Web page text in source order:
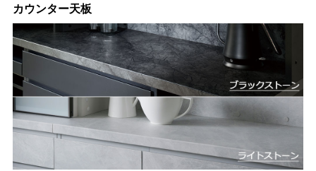
カウンター天板